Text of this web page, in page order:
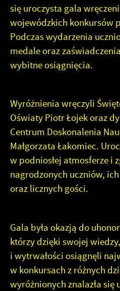
się uroczysta gala
wojewódzkich konkursów
Podczas wydarzenia
medale oraz
wybitne osiągnięcia.
Wyróżnienia wręczyli
Oświaty Piotr Łojek oraz
Centrum Doskonalenia
Małgorzata Łakomiec.
w podniosłej atmosferze i
nagrodzonych uczniów,
oraz licznych gości.
Gala była okazją do
którzy dzięki swojej
i wytrwałości osiągnęli
w konkursach z różnych
wyróżnionych znalazła się
użytkowników. Zgromadzone
w formie zanonimizowanej.
analityczne pliki cookies
wszystkich funkcjonalności.
Dzięki reklamowym plikom
najciekawsze informacje i
partnerów.
Promocyjne pliki cookies służą
naszych komunikatów na
mogą pojawić się na stronach
będących naszymi partnerami
usług. Firmy te działają w
prezentujących nasze treści w
komunikatów mediów
Więcej